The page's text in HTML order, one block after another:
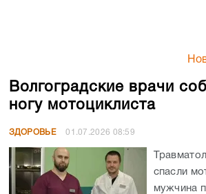
Волгоградские врачи
ногу мотоциклиста
ЗДОРОВЬЕ 01.07.2026 08:59
спасли
мужчина